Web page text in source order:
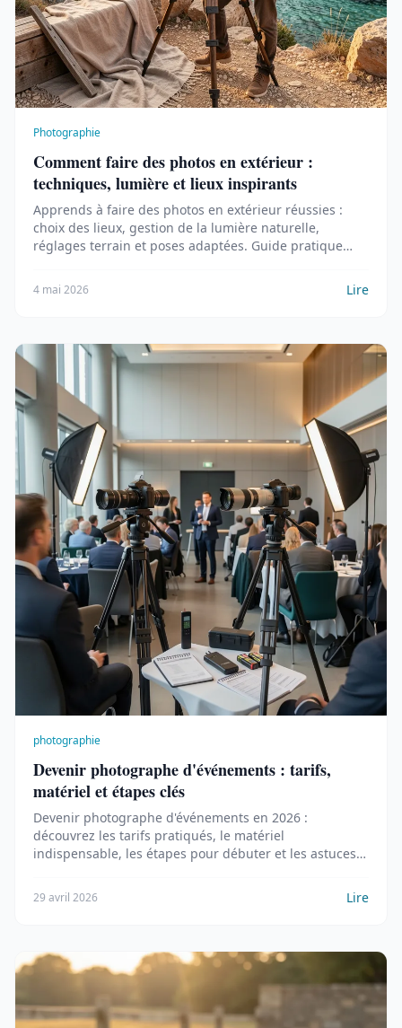
Photographie
Comment faire des photos en extérieur :
techniques, lumière et lieux inspirants
Apprends à faire des photos en extérieur réussies :
choix des lieux, gestion de la lumière naturelle,
réglages terrain et poses adaptées. Guide pratique
4 mai 2026 Lire
photographie
Devenir photographe d'événements : tarifs,
matériel et étapes clés
Devenir photographe d'événements en 2026 :
découvrez les tarifs pratiqués, le matériel
indispensable, les étapes pour débuter et les astuces
29 avril 2026 Lire